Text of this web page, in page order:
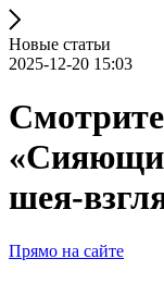
Новые статьи
2025-12-20 15:03
шея-
Прямо на сайте